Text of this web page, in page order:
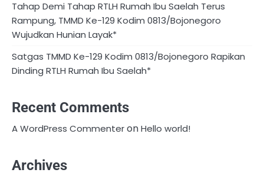
Tahap Demi Tahap RTLH Rumah Ibu Saelah Terus
Rampung, TMMD Ke-129 Kodim 0813/Bojonegoro
Wujudkan Hunian Layak*
Satgas TMMD Ke-129 Kodim 0813/Bojonegoro Rapikan
Dinding RTLH Rumah Ibu Saelah*
Recent Comments
A WordPress CommenteronHello world!
Archives